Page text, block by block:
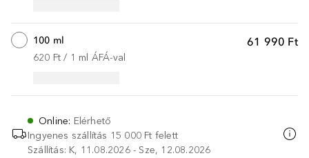
61 990 Ft
100 ml
620 Ft / 1 ml ÁFÁ-val
Online: Elérhető
Ingyenes szállítás 15 000 Ft felett
Szállítás: K, 11.08.2026 - Sze, 12.08.2026